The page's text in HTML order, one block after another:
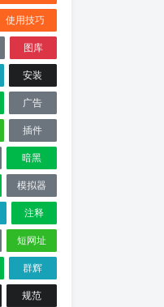
使用技巧
图库
安装
广告
插件
暗黑
模拟器
注释
短网址
群辉
规范